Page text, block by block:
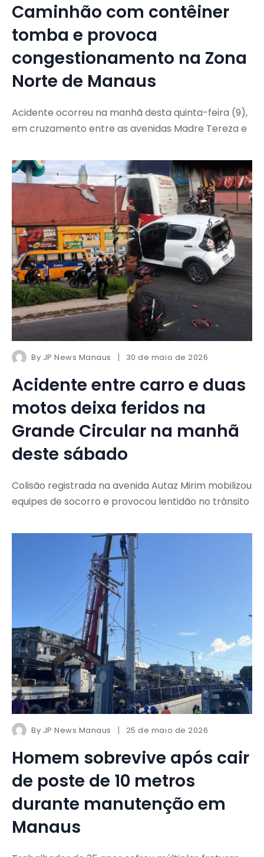
Caminhão com contêiner
tomba e provoca
congestionamento na Zona
Norte de Manaus
Acidente ocorreu na manhã desta quinta-feira (9),
em cruzamento entre as avenidas Madre Tereza e
By JP News Manaus 30 de maio de 2026
Acidente entre carro e duas
motos deixa feridos na
Grande Circular na manhã
deste sábado
Colisão registrada na avenida Autaz Mirim mobilizou
equipes de socorro e provocou lentidão no trânsito
By JP News Manaus 25 de maio de 2026
Homem sobrevive após cair
de poste de 10 metros
durante manutenção em
Manaus